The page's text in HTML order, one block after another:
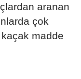
aranan
çok
madde